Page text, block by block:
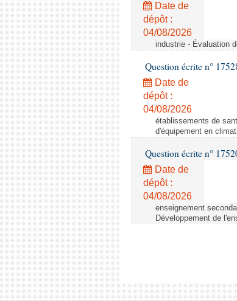
Date de
dépôt :
04/08/2026
industrie - Évaluation
Question écrite n°
Date de
dépôt :
04/08/2026
établissements de
d'équipement en
Question écrite n°
Date de
dépôt :
04/08/2026
enseignement
Développement de